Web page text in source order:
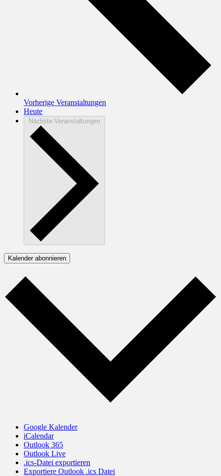
Vorherige Veranstaltungen
Heute
Nächste Veranstaltungen
Kalender abonnieren
Google Kalender
iCalendar
Outlook 365
Outlook Live
.ics-Datei exportieren
Exportiere Outlook .ics Datei